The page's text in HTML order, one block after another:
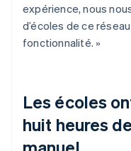
expérience, nous
d’écoles de ce
fonctionnalité. »
Les écoles
huit heures